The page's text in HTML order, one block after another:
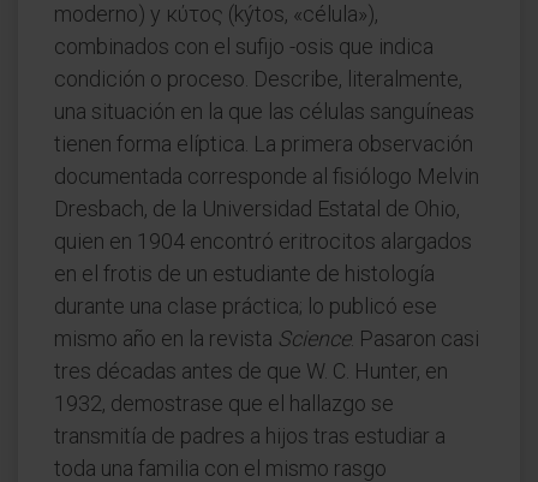
moderno) y κύτος (kýtos, «célula»),
combinados con el sufijo -osis que indica
condición o proceso. Describe, literalmente,
una situación en la que las células sanguíneas
tienen forma elíptica. La primera observación
documentada corresponde al fisiólogo Melvin
Dresbach, de la Universidad Estatal de Ohio,
quien en 1904 encontró eritrocitos alargados
en el frotis de un estudiante de histología
durante una clase práctica; lo publicó ese
mismo año en la revista Science. Pasaron casi
tres décadas antes de que W. C. Hunter, en
1932, demostrase que el hallazgo se
transmitía de padres a hijos tras estudiar a
toda una familia con el mismo rasgo